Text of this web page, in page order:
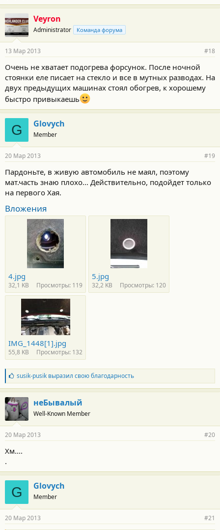
Veyron
Administrator Команда форума
13 Мар 2013 #18
Очень не хватает подогрева форсунок. После ночной
стоянки еле писает на стекло и все в мутных разводах. На
двух предыдущих машинах стоял обогрев, к хорошему
быстро привыкаешь
G Glovych
Member
20 Мар 2013 #19
Пардоньте, в живую автомобиль не маял, поэтому
мат.часть знаю плохо... Действительно, подойдет только
на первого Хая.
Вложения
4.jpg
32,1 KB Просмотры: 119
5.jpg
32,2 KB Просмотры: 120
IMG_1448[1].jpg
55,8 KB Просмотры: 132
Б
л
а
г
о
д
а
н
с
и
:
susik-pusikвыразил свою благодарность
неБывалый
Well-Known Member
20 Мар 2013 #20
Хм....
.
G Glovych
Member
20 Мар 2013 #21